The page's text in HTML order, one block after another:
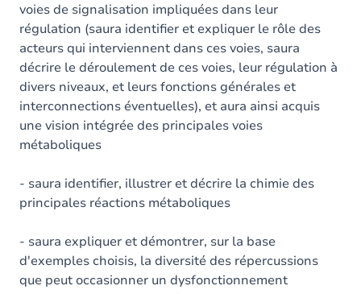
voies de signalisation impliquées dans leur
régulation (saura identifier et expliquer le rôle des
acteurs qui interviennent dans ces voies, saura
décrire le déroulement de ces voies, leur régulation à
divers niveaux, et leurs fonctions générales et
interconnections éventuelles), et aura ainsi acquis
une vision intégrée des principales voies
métaboliques
- saura identifier, illustrer et décrire la chimie des
principales réactions métaboliques
- saura expliquer et démontrer, sur la base
d'exemples choisis, la diversité des répercussions
que peut occasionner un dysfonctionnement